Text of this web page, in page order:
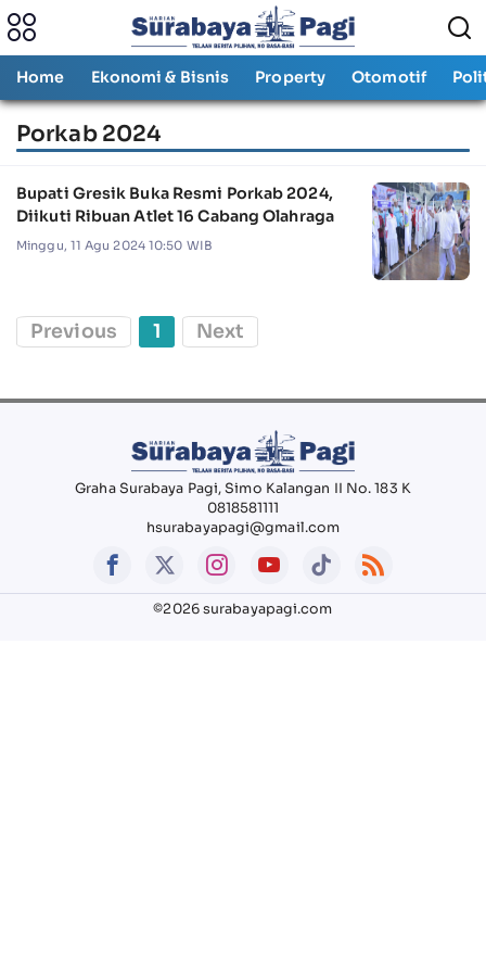
Home Ekonomi & Bisnis Property Otomotif
Porkab 2024
Bupati Gresik Buka Resmi Porkab 2024,
Diikuti Ribuan Atlet 16 Cabang Olahraga
Minggu, 11 Agu 2024 10:50 WIB
Previous 1 Next
Graha Surabaya Pagi, Simo Kalangan II No. 183 K
0818581111
hsurabayapagi@gmail.com
©2026 surabayapagi.com